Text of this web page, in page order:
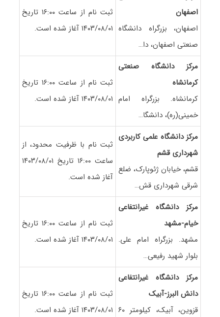
اصفهان
اصفهان، بزرگراه دانشگاه
صنعتی اصفهان، دا…
ثبت نام از ساعت ۱۶:۰۰ تاریخ
۱۴۰۳/۰۸/۰۱ آغاز شده است.
مرکز دانشگاه صنعتی
کرمانشاه
کرمانشاه. بزرگراه امام
خمینی(ره)، دانشگا…
ثبت نام از ساعت ۱۶:۰۰ تاریخ
۱۴۰۳/۰۸/۰۱ آغاز شده است.
مرکز دانشگاه علمی کاربردی
شهرداری قشم
قشم، خیابان ژئوپارک، ضلع
شرقی شهرداری قش…
ثبت نام با ظرفیت محدود، از
ساعت ۱۶:۰۰ تاریخ ۱۴۰۳/۰۸/۰۱
آغاز شده است.
مرکز دانشگاه غیرانتفاعی
خیام-مشهد
مشهد. بزرگراه امام علی.
بلوار شهید رفیعی…
ثبت نام از ساعت ۱۶:۰۰ تاریخ
۱۴۰۳/۰۸/۰۱ آغاز شده است.
مرکز دانشگاه غیرانتفاعی
دانش البرز-آبیک
قزوین، آبیک، کیلومتر ۶۰
ثبت نام از ساعت ۱۶:۰۰ تاریخ
۱۴۰۳/۰۸/۰۱ آغاز شده است.